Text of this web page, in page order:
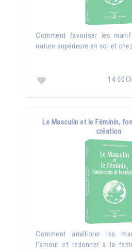
Comment favoriser les
nature supérieure en soi et
Le Masculin et le Féminin,
création
Comment améliorer les
l'amour et redonner à la